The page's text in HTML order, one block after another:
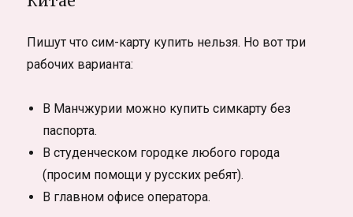
Пишут что сим-карту купить нельзя. Но вот три
рабочих варианта:
В Манчжурии можно купить симкарту без
паспорта.
В студенческом городке любого города
(просим помощи у русских ребят).
В главном офисе оператора.